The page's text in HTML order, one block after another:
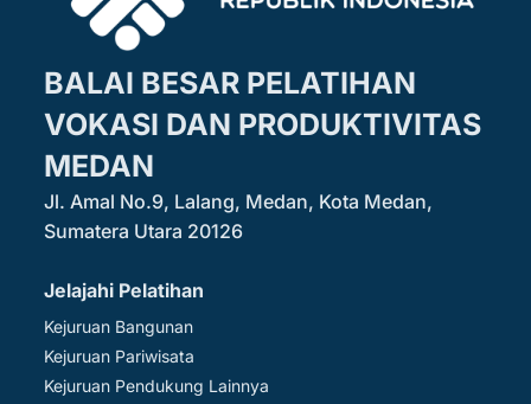
BALAI BESAR PELATIHAN
VOKASI DAN PRODUKTIVITAS
MEDAN
Jl. Amal No.9, Lalang, Medan, Kota Medan,
Sumatera Utara 20126
Jelajahi Pelatihan
Kejuruan Bangunan
Kejuruan Pariwisata
Kejuruan Pendukung Lainnya